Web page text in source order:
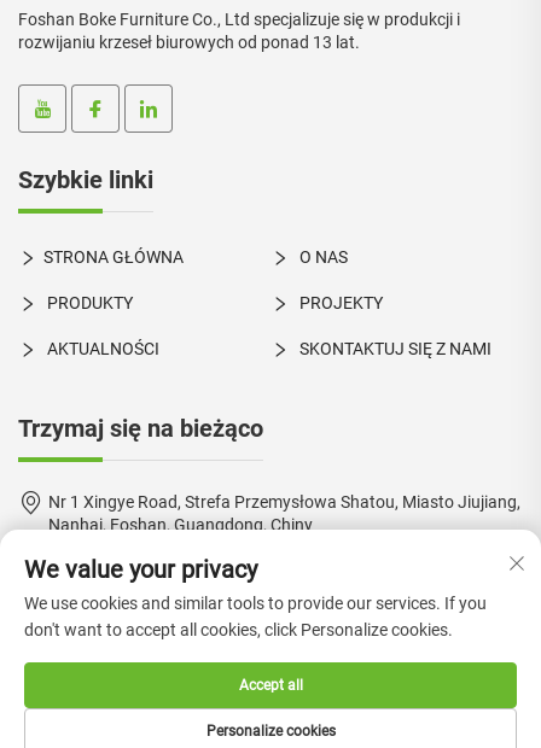
Foshan Boke Furniture Co., Ltd specjalizuje się w produkcji i
rozwijaniu krzeseł biurowych od ponad 13 lat.
Szybkie linki
STRONA GŁÓWNA O NAS
PRODUKTY PROJEKTY
AKTUALNOŚCI SKONTAKTUJ SIĘ Z NAMI
Trzymaj się na bieżąco
Nr 1 Xingye Road, Strefa Przemysłowa Shatou, Miasto Jiujiang,
Nanhai, Foshan, Guangdong, Chiny
+86-18924550960
[email protected]
Prawa autorskie © 2024 Foshan Boke Furniture Co., Ltd. —Polityka
prywatności
We value your privacy
We use cookies and similar tools to provide our services. If you
don't want to accept all cookies, click Personalize cookies.
Personalize cookies
Accept all